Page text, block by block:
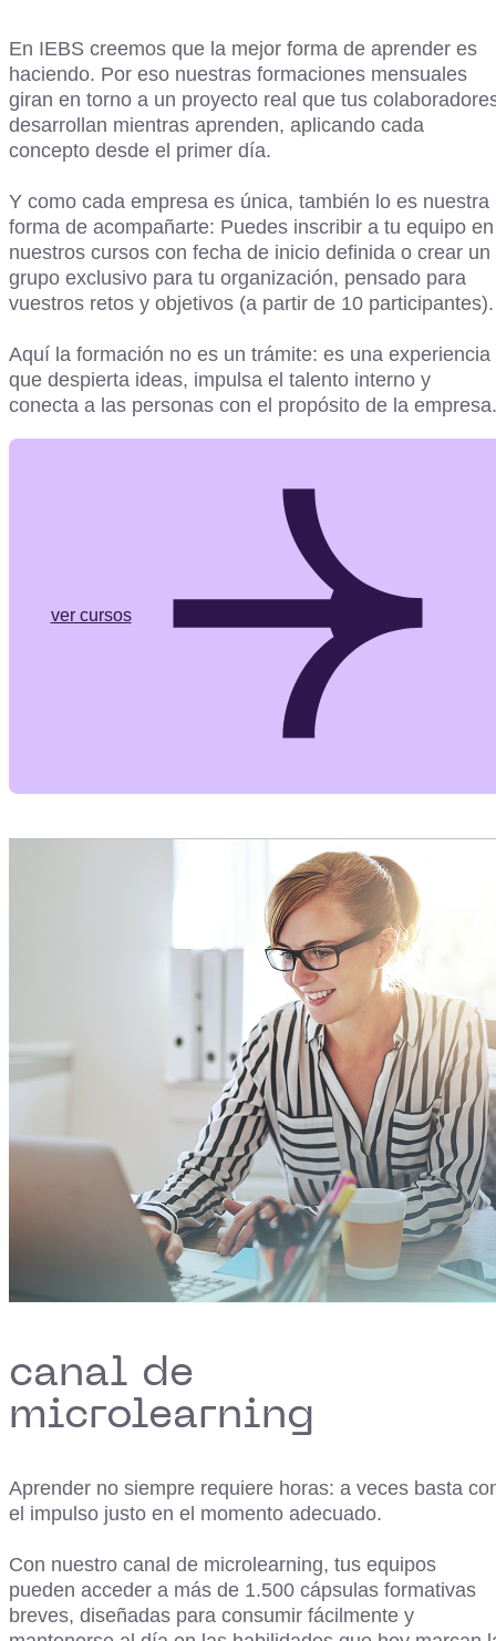
En IEBS creemos que la mejor forma de aprender es
haciendo. Por eso nuestras formaciones mensuales
giran en torno a un proyecto real que tus
desarrollan mientras aprenden, aplicando cada
concepto desde el primer día.
Y como cada empresa es única, también lo es nuestra
forma de acompañarte: Puedes inscribir a tu equipo en
nuestros cursos con fecha de inicio definida o crear un
grupo exclusivo para tu organización, pensado para
vuestros retos y objetivos (a partir de 10 participantes).
Aquí la formación no es un trámite: es una experiencia
que despierta ideas, impulsa el talento interno y
conecta a las personas con el propósito de la empresa.
ver cursos
canal de
microlearning
Aprender no siempre requiere horas: a veces basta
el impulso justo en el momento adecuado.
Con nuestro canal de microlearning, tus equipos
pueden acceder a más de 1.500 cápsulas formativas
breves, diseñadas para consumir fácilmente y